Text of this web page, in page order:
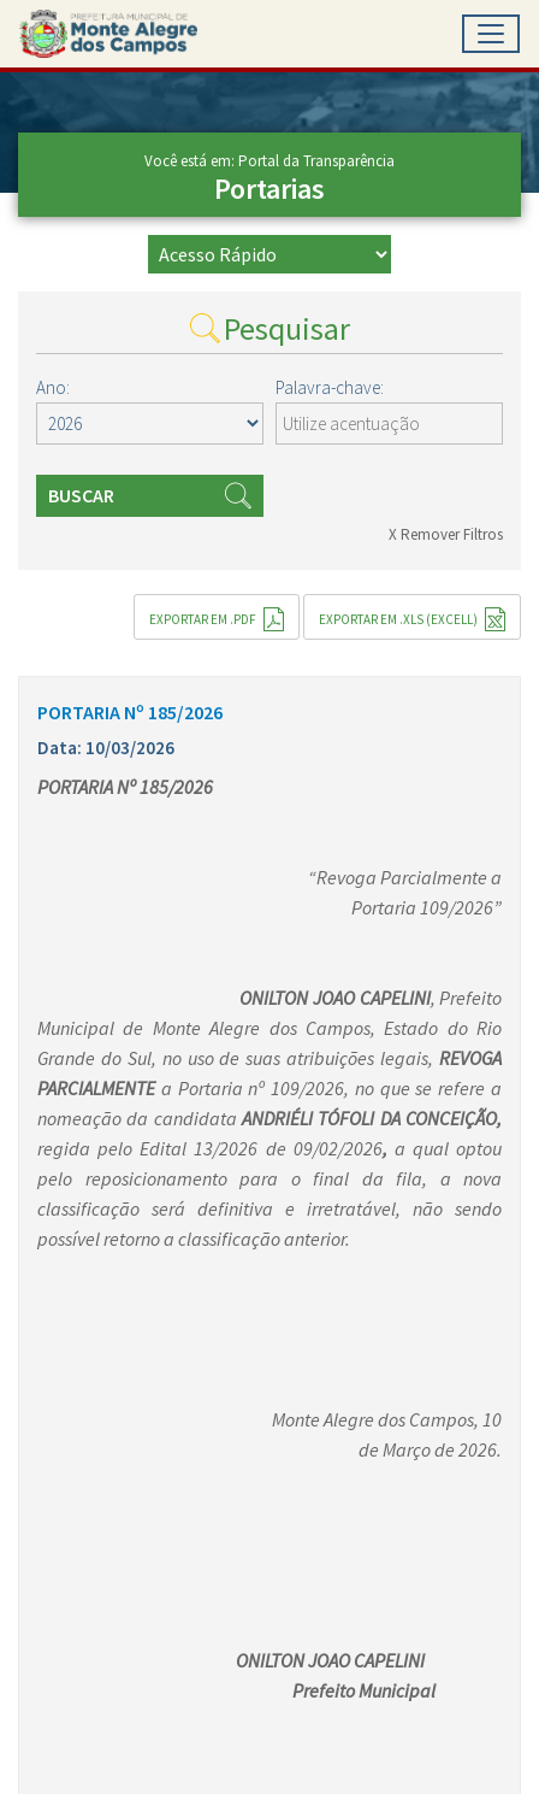
Ir para conteúdo principal
Conteúdo Principal
Você está em: Portal da Transparência
Portarias
Pesquisar
Ano: Palavra-chave:
BUSCAR
X Remover Filtros
EXPORTAR EM .XLS (EXCELL)
EXPORTAR EM .PDF
PORTARIA Nº 185/2026
Data: 10/03/2026
PORTARIA Nº 185/2026
“Revoga Parcialmente a
Portaria 109/2026”
ONILTON JOAO CAPELINI, Prefeito
Municipal de Monte Alegre dos Campos, Estado do Rio
Grande do Sul, no uso de suas atribuições legais, REVOGA
PARCIALMENTE a Portaria nº 109/2026, no que se refere a
nomeação da candidataANDRIÉLI TÓFOLI DA CONCEIÇÃO,
regida pelo Edital 13/2026 de 09/02/2026, a qual optou
pelo reposicionamento para o final da fila, a nova
classificação será definitiva e irretratável, não sendo
possível retorno a classificação anterior.
Monte Alegre dos Campos, 10
de Março de 2026.
ONILTON JOAO CAPELINI
Prefeito Municipal